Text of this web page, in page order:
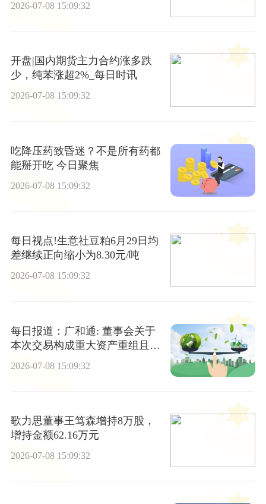
2026-07-08 15:09:32
开盘|国内期货主力合约涨多跌
少，纯苯涨超2%_每日时讯
2026-07-08 15:09:32
吃降压药致昏迷？不是所有药都
能掰开吃 今日聚焦
2026-07-08 15:09:32
每日视点!生意社豆粕6月29日均
差继续正向缩小为8.30元/吨
2026-07-08 15:09:32
每日报道：广和通: 董事会关于
本次交易构成重大资产重组且不
2026-07-08 15:09:32
歌力思董事王笃森增持8万股，
增持金额62.16万元
2026-07-08 15:09:32